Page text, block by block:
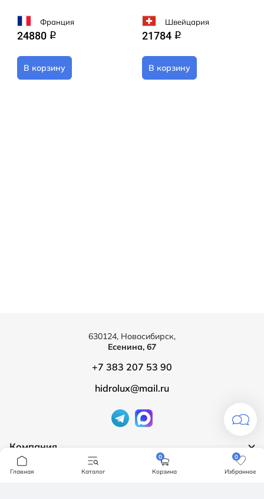
Франция
24880 q
В корзину
Швейцария
21784 q
В корзину
Компания
О компании
Продукция
630124, Новосибирск,
Есенина, 67
+7 383 207 53 90
hidrolux@mail.ru
Главная Каталог
0
Корзина
0
Избранное